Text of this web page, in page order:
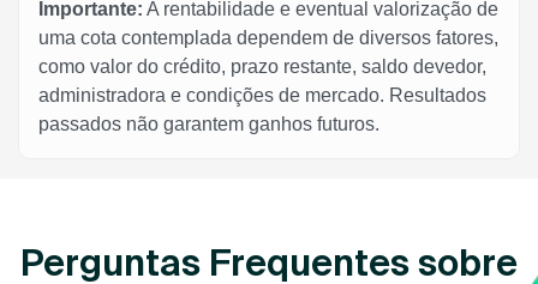
Importante: A rentabilidade e eventual valorização de
uma cota contemplada dependem de diversos fatores,
como valor do crédito, prazo restante, saldo devedor,
administradora e condições de mercado. Resultados
passados não garantem ganhos futuros.
Perguntas Frequentes sobre